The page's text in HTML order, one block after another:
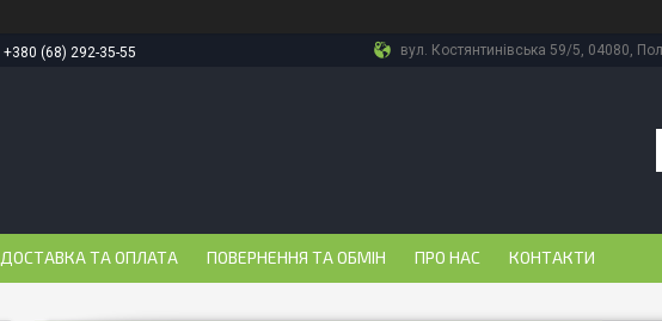
+380 (68) 292-35-55 вул. Костянтинівська 59/5, 04080,
ДОСТАВКА ТА ОПЛАТА ПОВЕРНЕННЯ ТА ОБМІН ПРО НАС КОНТАКТИ